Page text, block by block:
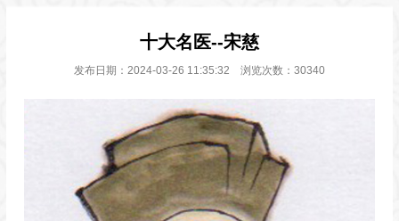
十大名医--宋慈
发布日期：2024-03-26 11:35:32 浏览次数：30340